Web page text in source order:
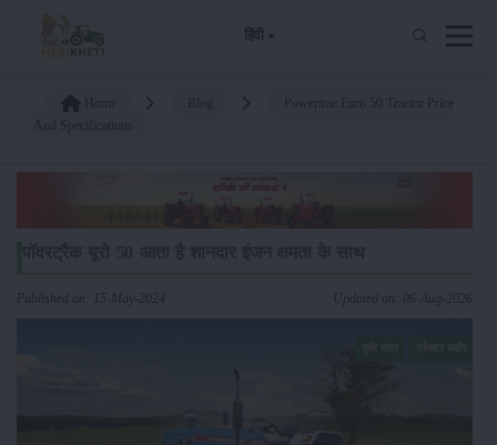
हिंदी
Published on: 15-May-2024 Updated on: 06-Aug-2026